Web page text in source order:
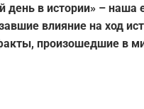
день в истории» –
влияние на ход
произошедшие в